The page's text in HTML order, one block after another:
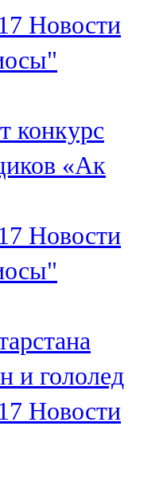
Новости
конкурс
«Ак
Новости
и гололед
Новости